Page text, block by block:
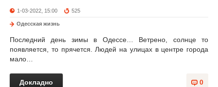
1-03-2022, 15:00 525
Одесская жизнь
Последний день зимы в Одессе… Ветрено, солнце то
появляется, то прячется. Людей на улицах в центре города
мало…
0
Докладно